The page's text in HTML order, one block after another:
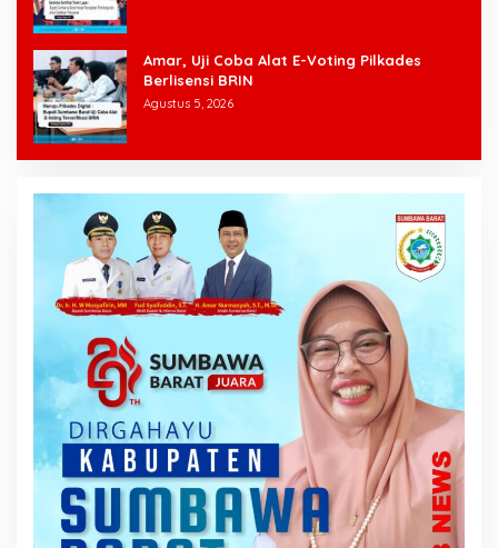
Amar, Uji Coba Alat E-Voting Pilkades
Berlisensi BRIN
Agustus 5, 2026